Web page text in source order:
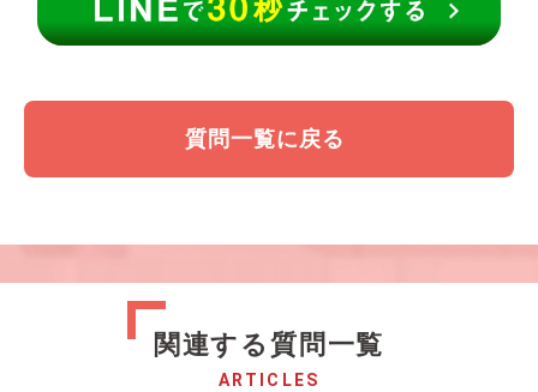
質問一覧に戻る
関連する質問一覧
ARTICLES